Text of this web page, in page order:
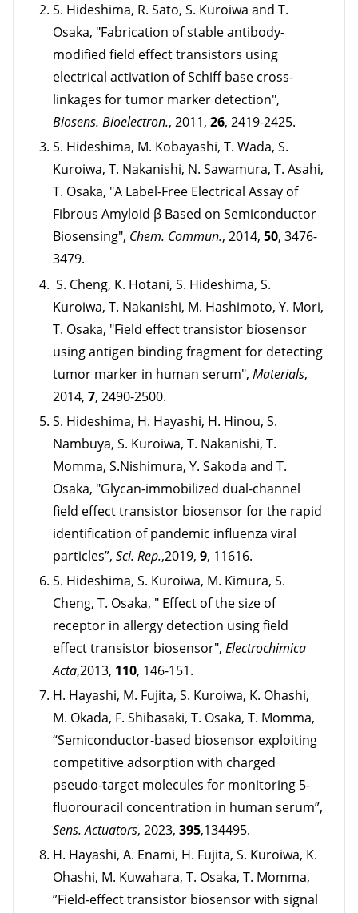
S. Hideshima, R. Sato, S. Kuroiwa and T.
Osaka, "Fabrication of stable antibody-
modified field effect transistors using
electrical activation of Schiff base cross-
linkages for tumor marker detection",
Biosens. Bioelectron., 2011,26, 2419-2425.
S. Hideshima, M. Kobayashi, T. Wada, S.
Kuroiwa, T. Nakanishi, N. Sawamura, T. Asahi,
T. Osaka, "A Label-Free Electrical Assay of
Fibrous Amyloid β Based on Semiconductor
Biosensing", Chem. Commun., 2014,50, 3476-
3479.
S. Cheng, K. Hotani, S. Hideshima, S.
Kuroiwa, T. Nakanishi, M. Hashimoto, Y. Mori,
T. Osaka, "Field effect transistor biosensor
using antigen binding fragment for detecting
tumor marker in human serum",Materials,
2014,7, 2490-2500.
S. Hideshima, H. Hayashi, H. Hinou, S.
Nambuya, S. Kuroiwa, T. Nakanishi, T.
Momma, S.Nishimura, Y. Sakoda and T.
Osaka, "Glycan-immobilized dual-channel
field effect transistor biosensor for the rapid
identification of pandemic influenza viral
particles”,Sci. Rep.,2019,9, 11616.
S. Hideshima, S. Kuroiwa, M. Kimura, S.
Cheng, T. Osaka, " Effect of the size of
receptor in allergy detection using field
effect transistor biosensor",Electrochimica
Acta,2013, 110, 146-151.
H. Hayashi, M. Fujita, S. Kuroiwa, K. Ohashi,
M. Okada, F. Shibasaki, T. Osaka, T. Momma,
“Semiconductor-based biosensor exploiting
competitive adsorption with charged
pseudo-target molecules for monitoring 5-
fluorouracil concentration in human serum”,
Sens. Actuators, 2023, 395,134495.
H. Hayashi, A. Enami, H. Fujita, S. Kuroiwa, K.
Ohashi, M. Kuwahara, T. Osaka, T. Momma,
”Field-effect transistor biosensor with signal